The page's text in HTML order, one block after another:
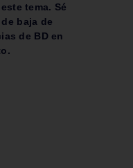
tema. Sé
baja de
de BD en